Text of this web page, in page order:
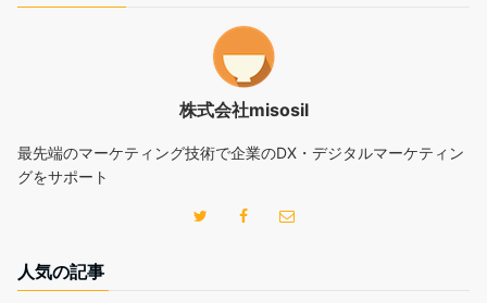
株式会社misosil
最先端のマーケティング技術で企業のDX・デジタルマーケティン
グをサポート
人気の記事